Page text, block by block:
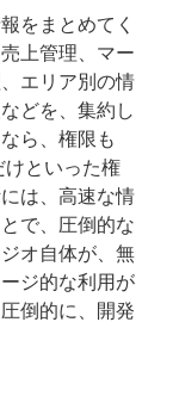
をまとめてく
上管理、マー
エリア別の情
どを、集約し
ら、権限も
といった権
は、高速な情
で、圧倒的な
オ自体が、無
ジ的な利用が
倒的に、開発